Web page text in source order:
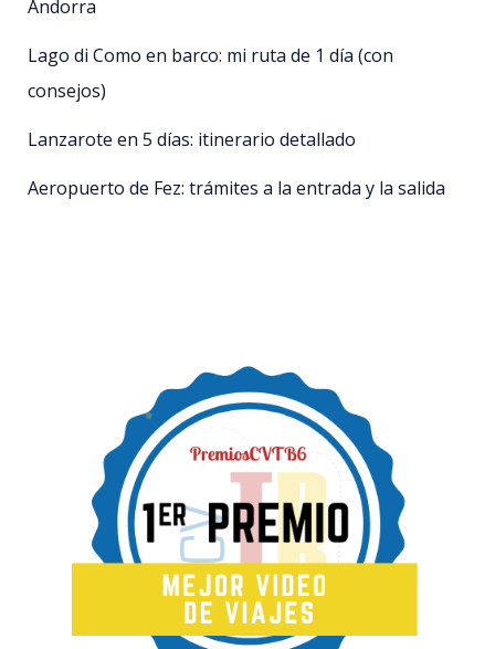
Andorra
Lago di Como en barco: mi ruta de 1 día (con
consejos)
Lanzarote en 5 días: itinerario detallado
Aeropuerto de Fez: trámites a la entrada y la salida